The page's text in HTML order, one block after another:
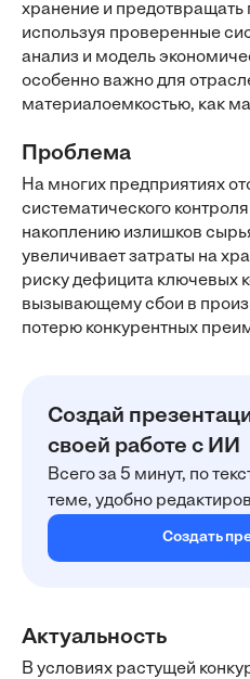
хранение и предотвращать
используя проверенные
анализ и модель
особенно важно для
материалоемкостью, как
Проблема
На многих предприятиях
систематического
накоплению излишков
увеличивает затраты на
риску дефицита ключевых
вызывающему сбои в
потерю конкурентных
Создай
своей работе с ИИ
Всего за 5 минут, по
теме, удобно
Создать
Актуальность
В условиях растущей